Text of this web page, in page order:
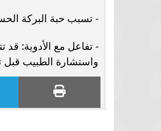
- تسبب حبة البركة
- تفاعل مع الأدوية: قد
واستشارة الطبيب قبل